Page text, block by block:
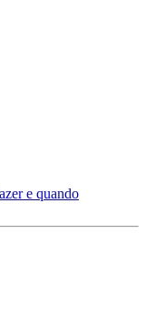
e quando